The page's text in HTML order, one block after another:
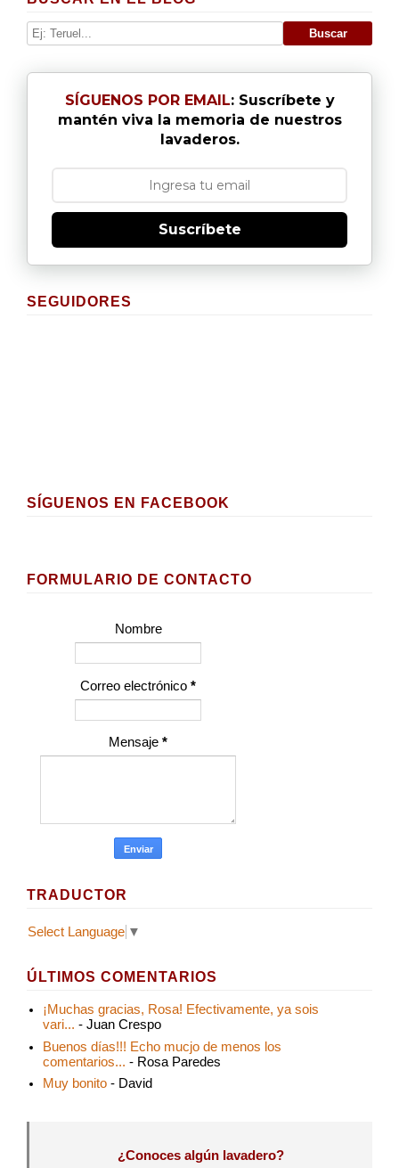
SÍGUENOS POR EMAIL: Suscríbete y
mantén viva la memoria de nuestros
lavaderos.
Suscríbete
SEGUIDORES
SÍGUENOS EN FACEBOOK
FORMULARIO DE CONTACTO
Nombre
Correo electrónico *
Mensaje *
TRADUCTOR
Select Language ▼
ÚLTIMOS COMENTARIOS
¡Muchas gracias, Rosa! Efectivamente, ya sois
vari... - Juan Crespo
Buenos días!!! Echo mucjo de menos los
comentarios... - Rosa Paredes
Muy bonito - David
¿Conoces algún lavadero?